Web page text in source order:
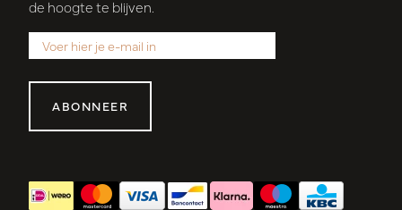
de hoogte te blijven.
ABONNEER